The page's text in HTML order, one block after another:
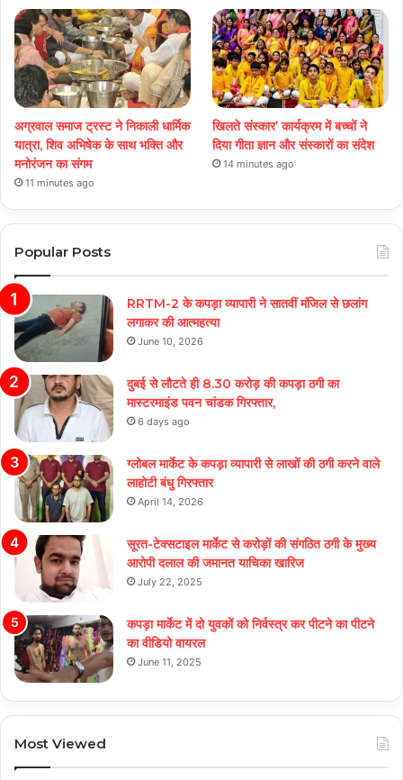
अग्रवाल समाज ट्रस्ट ने निकाली धार्मिक
यात्रा, शिव अभिषेक के साथ भक्ति और
मनोरंजन का संगम
11 minutes ago
खिलते संस्कार’ कार्यक्रम में बच्चों ने
दिया गीता ज्ञान और संस्कारों का संदेश
14 minutes ago
Popular Posts
RRTM-2 के कपड़ा व्यापारी ने सातवीं मंजिल से छलांग
लगाकर की आत्महत्या
June 10, 2026
दुबई से लौटते ही 8.30 करोड़ की कपड़ा ठगी का
मास्टरमाइंड पवन चांडक गिरफ्तार,
6 days ago
ग्लोबल मार्केट के कपड़ा व्यापारी से लाखों की ठगी करने वाले
लाहोटी बंधु गिरफ्तार
April 14, 2026
सूरत-टेक्सटाइल मार्केट से करोड़ों की संगठित ठगी के मुख्य
आरोपी दलाल की जमानत याचिका खारिज
July 22, 2025
कपड़ा मार्केट में दो युवकों को निर्वस्त्र कर पीटने का पीटने
का वीडियो वायरल
June 11, 2025
Most Viewed